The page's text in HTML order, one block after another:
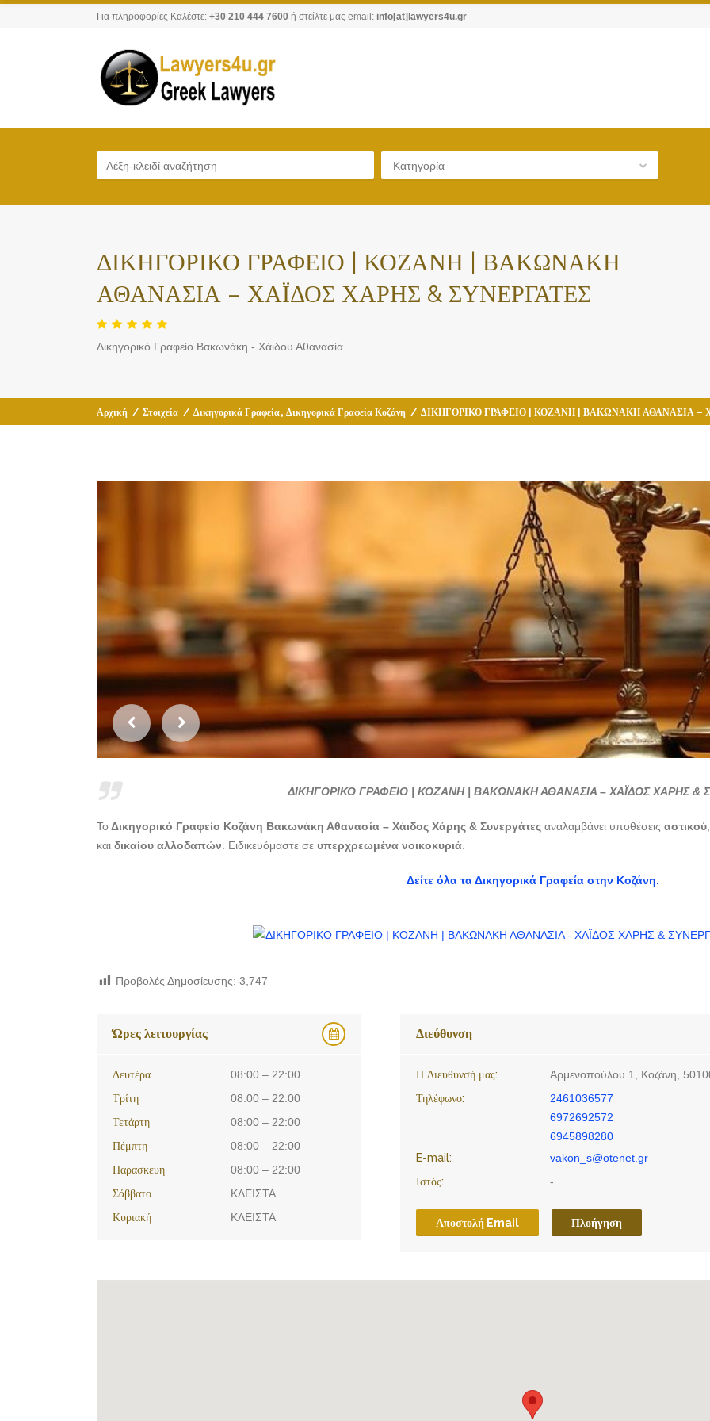
Για πληροφορίες Καλέστε: +30 210 444 7600 ή στείλτε μας email: info[at]lawyers4u.gr
Κατηγορία
ΔΙΚΗΓΟΡΙΚΟ ΓΡΑΦΕΙΟ | ΚΟΖΑΝΗ | ΒΑΚΩΝΑΚΗ
ΑΘΑΝΑΣΙΑ – ΧΑΪΔΟΣ ΧΑΡΗΣ & ΣΥΝΕΡΓΑΤΕΣ
Δικηγορικό Γραφείο Βακωνάκη - Χάιδου Αθανασία
Αρχική / Στοιχεία / Δικηγορικά Γραφεία, Δικηγορικά Γραφεία Κοζάνη / ΔΙΚΗΓΟΡΙΚΟ ΓΡΑΦΕΙΟ | ΚΟΖΑΝΗ | ΒΑΚΩΝΑΚΗ ΑΘΑΝΑΣΙΑ –
ΔΙΚΗΓΟΡΙΚΟ ΓΡΑΦΕΙΟ | ΚΟΖΑΝΗ | ΒΑΚΩΝΑΚΗ ΑΘΑΝΑΣΙΑ – ΧΑΪΔΟΣ ΧΑΡΗΣ &
Το Δικηγορικό Γραφείο Κοζάνη Βακωνάκη Αθανασία – Χάιδος Χάρης & Συνεργάτες αναλαμβάνει υποθέσεις αστικού
και δικαίου αλλοδαπών . Ειδικευόμαστε σε υπερχρεωμένα νοικοκυριά
Δείτε όλα τα Δικηγορικά Γραφεία στην Κοζάνη.
Προβολές Δημοσίευσης: 3,747
Ώρες λειτουργίας
Δευτέρα
08:00 – 22:00
Τρίτη
08:00 – 22:00
Τετάρτη
08:00 – 22:00
Πέμπτη
08:00 – 22:00
Παρασκευή
08:00 – 22:00
Σάββατο
ΚΛΕΙΣΤΑ
Κυριακή
ΚΛΕΙΣΤΑ
Διεύθυνση
Η Διεύθυνσή μας:
Αρμενοπούλου 1, Κοζάνη,
Τηλέφωνο:
2461036577
6972692572
6945898280
E-mail:
vakon_s@otenet.gr
Ιστός:
-
Αποστολή Email Πλοήγηση